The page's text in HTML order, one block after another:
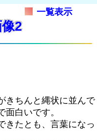
一覧表示
2
きちんと縄状に並んで
白いです。
きたとも、言葉になっ